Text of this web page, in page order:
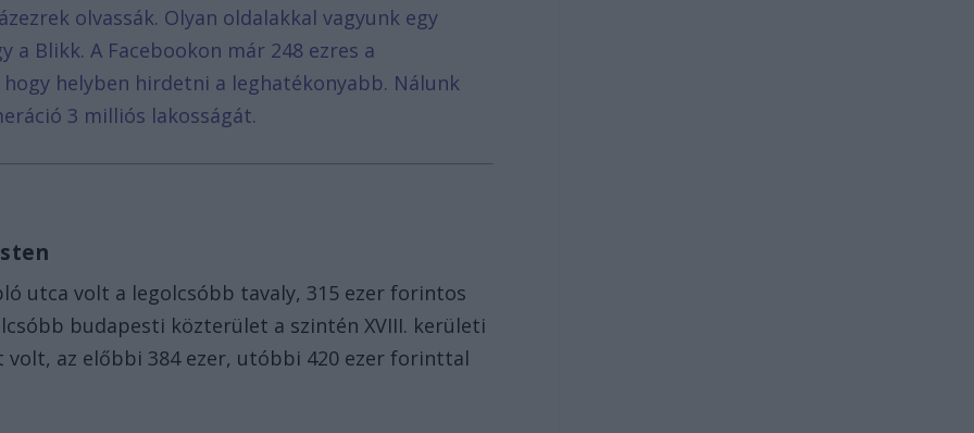
olvassák. Olyan oldalakkal vagyunk egy
a Blikk. A Facebookon már 248 ezres a
helyben hirdetni a leghatékonyabb. Nálunk
3 milliós lakosságát.
utca volt a legolcsóbb tavaly, 315 ezer forintos
budapesti közterület a szintén XVIII. kerületi
volt, az előbbi 384 ezer, utóbbi 420 ezer forinttal